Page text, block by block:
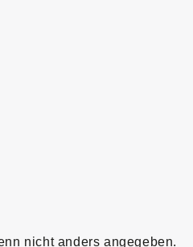
nicht anders angegeben.